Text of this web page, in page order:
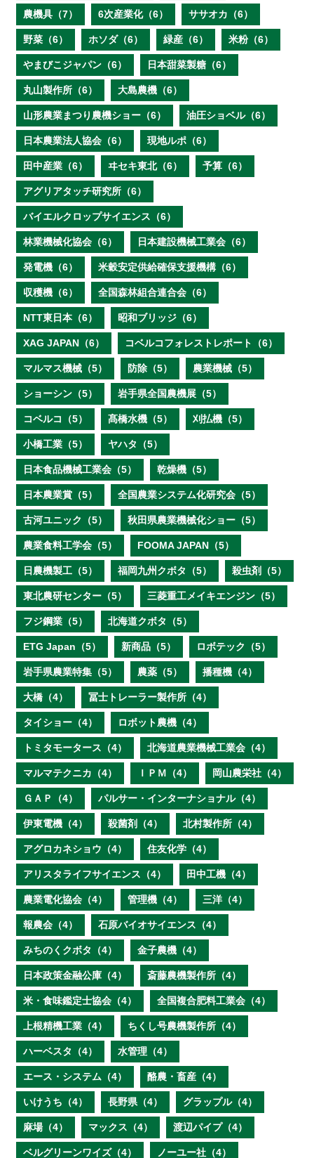
農機具（7） 6次産業化（6） ササオカ（6）
野菜（6） ホソダ（6） 緑産（6） 米粉（6）
やまびこジャパン（6） 日本甜菜製糖（6）
丸山製作所（6） 大島農機（6）
山形農業まつり農機ショー（6） 油圧ショベル（6）
日本農業法人協会（6） 現地ルポ（6）
田中産業（6） ヰセキ東北（6） 予算（6）
アグリアタッチ研究所（6）
バイエルクロップサイエンス（6）
林業機械化協会（6） 日本建設機械工業会（6）
発電機（6） 米穀安定供給確保支援機構（6）
収穫機（6） 全国森林組合連合会（6）
NTT東日本（6） 昭和ブリッジ（6）
XAG JAPAN（6） コベルコフォレストレポート（6）
マルマス機械（5） 防除（5） 農業機械（5）
ショーシン（5） 岩手県全国農機展（5）
コベルコ（5） 髙橋水機（5） 刈払機（5）
小橋工業（5） ヤハタ（5）
日本食品機械工業会（5） 乾燥機（5）
日本農業賞（5） 全国農業システム化研究会（5）
古河ユニック（5） 秋田県農業機械化ショー（5）
農業食料工学会（5） FOOMA JAPAN（5）
日農機製工（5） 福岡九州クボタ（5） 殺虫剤（5）
東北農研センター（5） 三菱重工メイキエンジン（5）
フジ鋼業（5） 北海道クボタ（5）
ETG Japan（5） 新商品（5） ロボテック（5）
岩手県農業特集（5） 農薬（5） 播種機（4）
大橋（4） 冨士トレーラー製作所（4）
タイショー（4） ロボット農機（4）
トミタモータース（4） 北海道農業機械工業会（4）
マルマテクニカ（4） ＩＰＭ（4） 岡山農栄社（4）
ＧＡＰ（4） パルサー・インターナショナル（4）
伊東電機（4） 殺菌剤（4） 北村製作所（4）
アグロカネショウ（4） 住友化学（4）
アリスタライフサイエンス（4） 田中工機（4）
農業電化協会（4） 管理機（4） 三洋（4）
報農会（4） 石原バイオサイエンス（4）
みちのくクボタ（4） 金子農機（4）
日本政策金融公庫（4） 斎藤農機製作所（4）
米・食味鑑定士協会（4） 全国複合肥料工業会（4）
上根精機工業（4） ちくし号農機製作所（4）
ハーベスタ（4） 水管理（4）
エース・システム（4） 酪農・畜産（4）
いけうち（4） 長野県（4） グラップル（4）
麻場（4） マックス（4） 渡辺パイプ（4）
ベルグリーンワイズ（4） ノーユー社（4）